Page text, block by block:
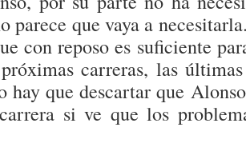
parece que vaya a
con reposo es suficiente
carreras, las
hay que descartar que
si ve que los